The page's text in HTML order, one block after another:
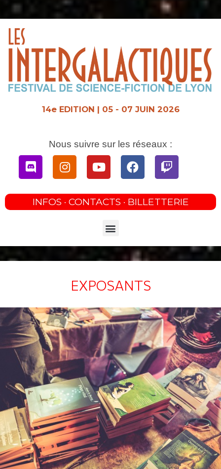
Aller
14e EDITION | 05 - 07 JUIN 2026
Nous suivre sur les réseaux :
DiscordInstagramYoutubeFacebookTwitch
INFOS · CONTACTS · BILLETTERIE
Menu
EXPOSANTS